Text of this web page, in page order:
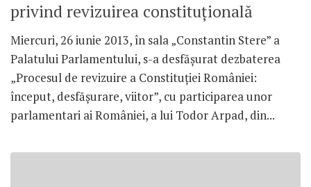
privind revizuirea constituţională
Miercuri, 26 iunie 2013, în sala „Constantin Stere” a
Palatului Parlamentului, s-a desfăşurat dezbaterea
„Procesul de revizuire a Constituţiei României:
început, desfăşurare, viitor”, cu participarea unor
parlamentari ai României, a lui Todor Arpad, din...